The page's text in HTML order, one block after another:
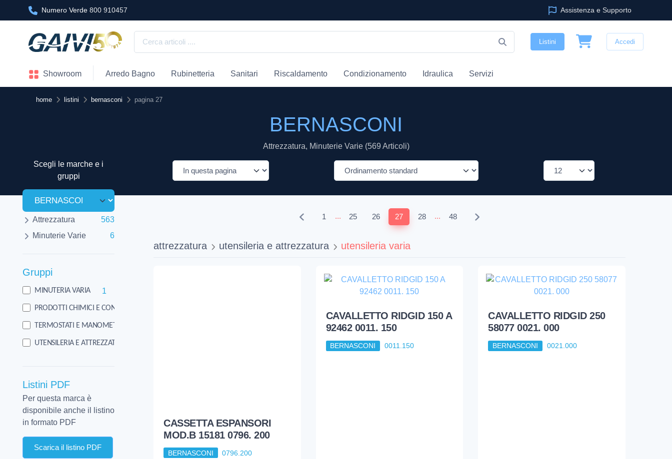
Numero Verde 800 910457 Assistenza e Supporto
Listini Accedi
Showroom Arredo Bagno Rubinetteria Sanitari Riscaldamento Condizionamento Idraulica Servizi
home listini bernasconi pagina 27
BERNASCONI
Attrezzatura, Minuterie Varie (569 Articoli)
Scegli le marche e i
gruppi
Attrezzatura
563
Minuterie Varie
6
Gruppi
MINUTERIA VARIA 1
PRODOTTI CHIMICI E CONSUMO
TERMOSTATI E MANOMETRI E TERM
UTENSILERIA E ATTREZZATURA
Listini PDF
Per questa marca è
disponibile anche il listino
in formato PDF
Scarica il listino PDF
1 ... 25 26 27 28 ... 48
attrezzatura utensileria e attrezzatura utensileria varia
CASSETTA ESPANSORI
MOD.B 15181 0796. 200
BERNASCONI 0796.200
CAVALLETTO RIDGID 150 A
92462 0011. 150
BERNASCONI 0011.150
CAVALLETTO RIDGID 250
58077 0021. 000
BERNASCONI 0021.000